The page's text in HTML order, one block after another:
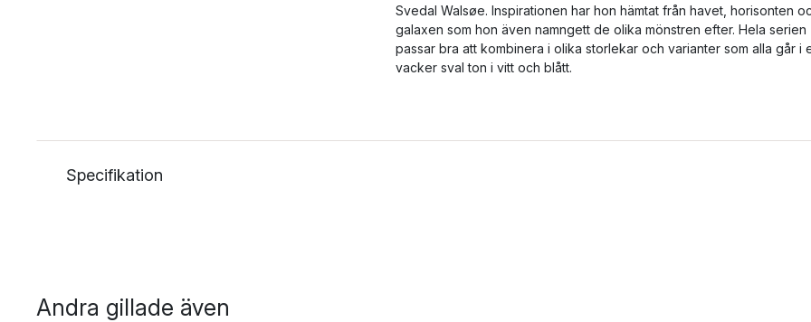
Svedal Walsøe. Inspirationen har hon hämtat från havet, horisonten
galaxen som hon även namngett de olika mönstren efter. Hela serien
passar bra att kombinera i olika storlekar och varianter som alla går i
vacker sval ton i vitt och blått.
Specifikation
Andra gillade även